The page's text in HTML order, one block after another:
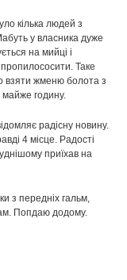
кілька людей з
у власника дуже
на мийці і
Таке
взяти жменю болота з
майже годину.
радісну новину.
4 місце. Радості
приїхав на
з передніх гальм,
Попдаю додому.